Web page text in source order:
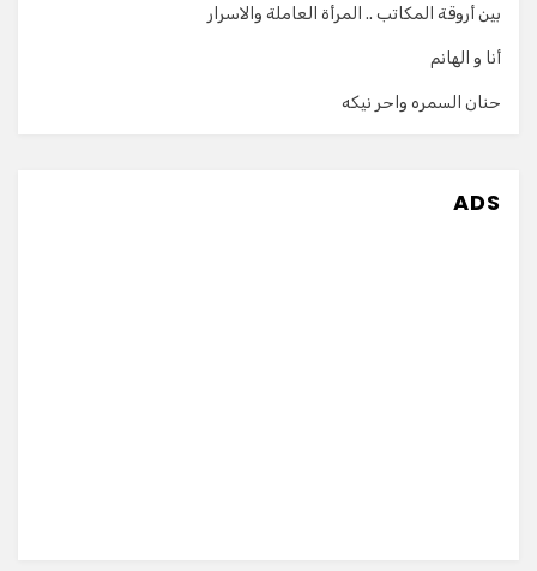
بين أروقة المكاتب .. المرأة العاملة والاسرار
أنا و الهانم
حنان السمره واحر نيكه
ADS